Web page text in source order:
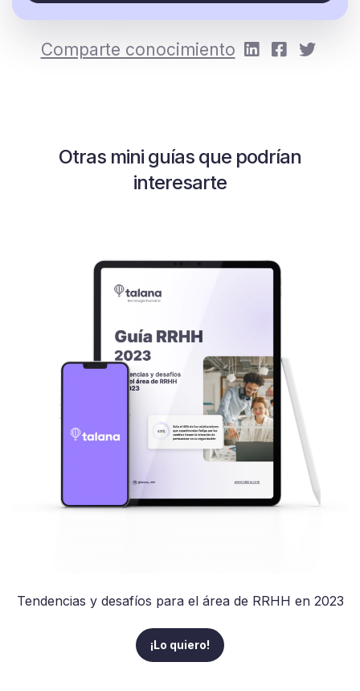
Comparte conocimiento
Otras mini guías que podrían
interesarte
Tendencias y desafíos para el área de RRHH en 2023
¡Lo quiero!